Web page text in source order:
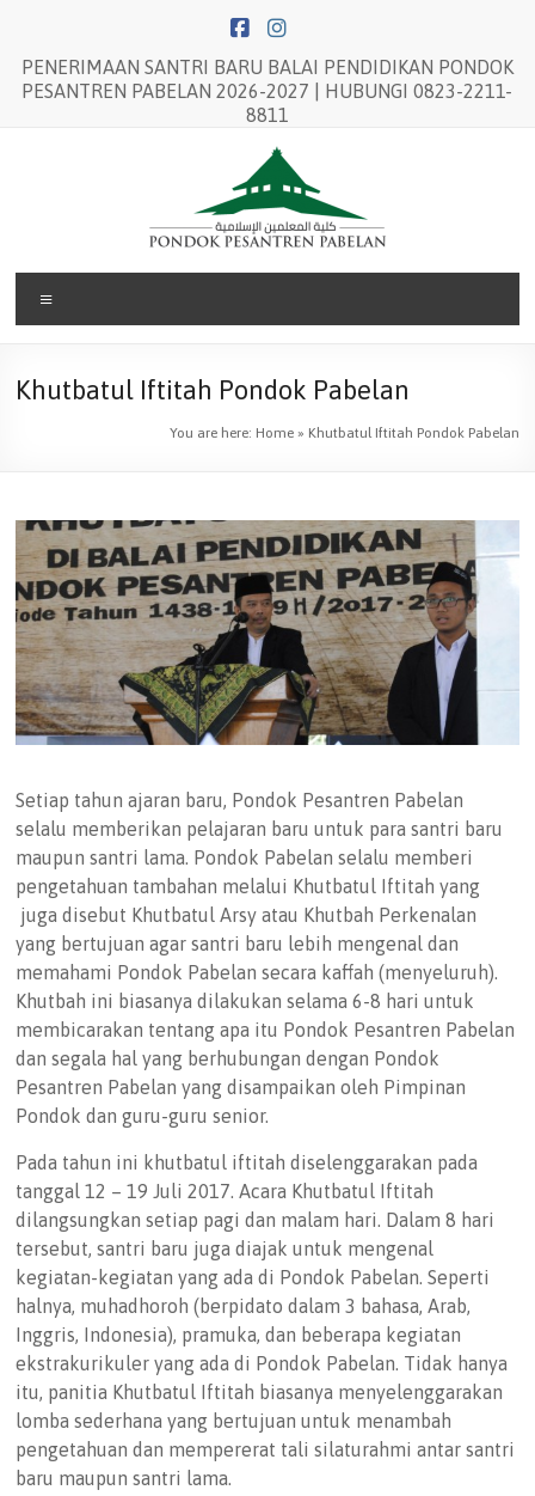
content
PENERIMAAN SANTRI BARU BALAI PENDIDIKAN PONDOK
PESANTREN PABELAN 2026-2027 | HUBUNGI 0823-2211-
8811
Balai
Pendidikan
Pondok
Pesantren
Khutbatul Iftitah Pondok Pabelan
You are here: Home» Khutbatul Iftitah Pondok Pabelan
Setiap tahun ajaran baru, Pondok Pesantren Pabelan
selalu memberikan pelajaran baru untuk para santri baru
maupun santri lama. Pondok Pabelan selalu memberi
pengetahuan tambahan melalui Khutbatul Iftitah yang
juga disebut Khutbatul Arsy atau Khutbah Perkenalan
yang bertujuan agar santri baru lebih mengenal dan
memahami Pondok Pabelan secara kaffah (menyeluruh).
Khutbah ini biasanya dilakukan selama 6-8 hari untuk
membicarakan tentang apa itu Pondok Pesantren Pabelan
dan segala hal yang berhubungan dengan Pondok
Pesantren Pabelan yang disampaikan oleh Pimpinan
Pondok dan guru-guru senior.
Pada tahun ini khutbatul iftitah diselenggarakan pada
tanggal 12 – 19 Juli 2017. Acara Khutbatul Iftitah
dilangsungkan setiap pagi dan malam hari. Dalam 8 hari
tersebut, santri baru juga diajak untuk mengenal
kegiatan-kegiatan yang ada di Pondok Pabelan. Seperti
halnya, muhadhoroh (berpidato dalam 3 bahasa, Arab,
Inggris, Indonesia), pramuka, dan beberapa kegiatan
ekstrakurikuler yang ada di Pondok Pabelan. Tidak hanya
itu, panitia Khutbatul Iftitah biasanya menyelenggarakan
lomba sederhana yang bertujuan untuk menambah
pengetahuan dan mempererat tali silaturahmi antar santri
baru maupun santri lama.